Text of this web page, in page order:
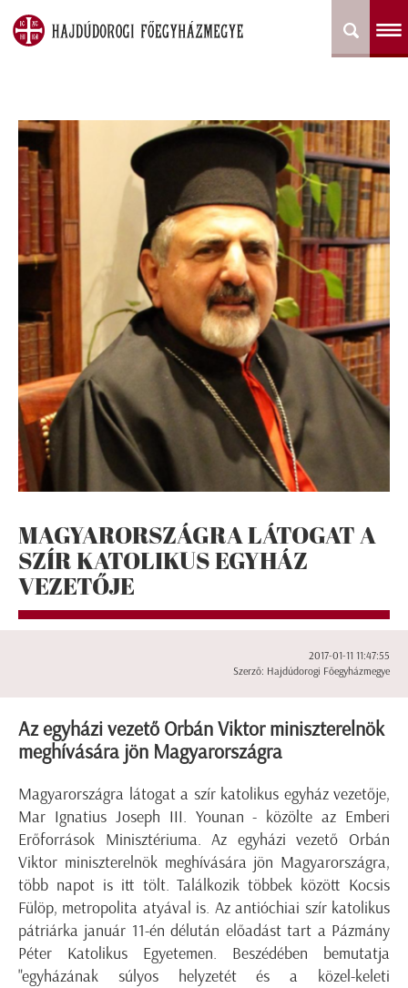
MAGYARORSZÁGRA LÁTOGAT A
SZÍR KATOLIKUS EGYHÁZ
VEZETŐJE
2017-01-11 11:47:55
Szerző: Hajdúdorogi Főegyházmegye
Az egyházi vezető Orbán Viktor miniszterelnök
meghívására jön Magyarországra
Magyarországra látogat a szír katolikus egyház vezetője,
Mar Ignatius Joseph III. Younan - közölte az Emberi
Erőforrások Minisztériuma. Az egyházi vezető Orbán
Viktor miniszterelnök meghívására jön Magyarországra,
több napot is itt tölt. Találkozik többek között Kocsis
Fülöp, metropolita atyával is. Az antióchiai szír katolikus
pátriárka január 11-én délután előadást tart a Pázmány
Péter Katolikus Egyetemen. Beszédében bemutatja
"egyházának súlyos helyzetét és a közel-keleti